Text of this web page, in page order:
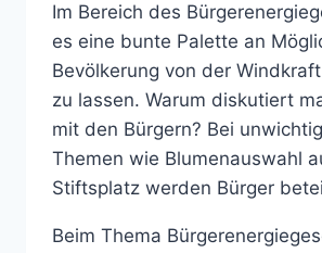
Im Bereich des
es eine bunte Palette an
Bevölkerung von der
zu lassen. Warum diskutiert
mit den Bürgern? Bei
Themen wie Blumenauswahl
Stiftsplatz werden Bürger
Beim Thema